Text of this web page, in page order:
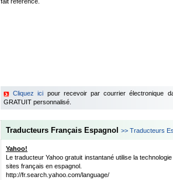
Cliquez ici pour recevoir par courrier électronique
GRATUIT personnalisé.
Traducteurs Français Espagnol >> Traducteurs
Yahoo!
Le traducteur Yahoo gratuit instantané utilise la
sites français en espagnol.
http://fr.search.yahoo.com/language/